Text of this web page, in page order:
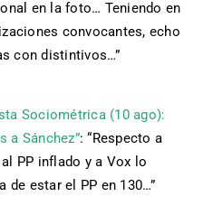
en la foto… Teniendo en
convocantes, echo
con distintivos…”
Sociométrica (10 ago):
a Sánchez”: “Respecto a
PP inflado y a Vox lo
de estar el PP en 130…”